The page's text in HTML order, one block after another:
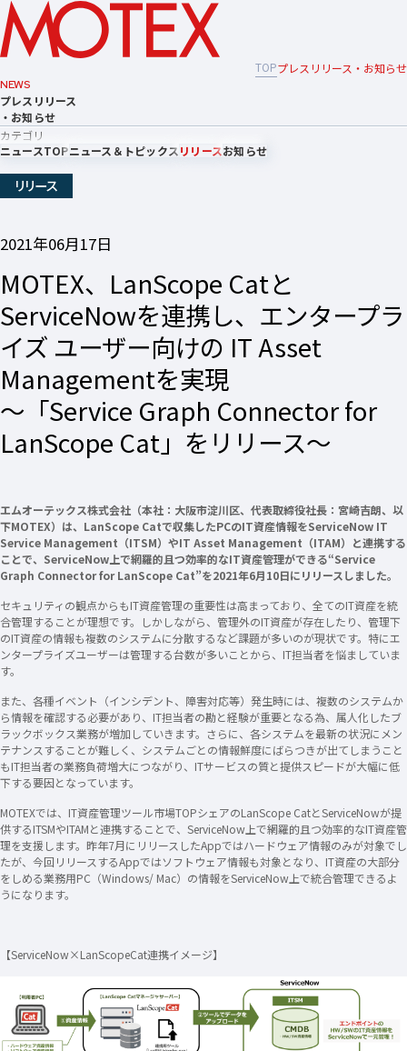
TOPプレスリリース・お知らせ
NEWS
プレスリリース
・お知らせ
カテゴリ
ニュースTOPニュース＆トピックスリリースお知らせ
リリース
2021年06月17日
MOTEX、LanScope Catと
ServiceNowを連携し、エンタープラ
イズ ユーザー向けの IT Asset
Managementを実現
～「Service Graph Connector for
LanScope Cat」をリリース～
エムオーテックス株式会社（本社：大阪市淀川区、代表取締役社長：宮崎吉朗、以
下MOTEX）は、LanScope Catで収集したPCのIT資産情報をServiceNow IT
Service Management（ITSM）やIT Asset Management（ITAM）と連携する
ことで、ServiceNow上で網羅的且つ効率的なIT資産管理ができる“Service
Graph Connector for LanScope Cat”を2021年6月10日にリリースしました。
セキュリティの観点からもIT資産管理の重要性は高まっており、全てのIT資産を統
合管理することが理想です。しかしながら、管理外のIT資産が存在したり、管理下
のIT資産の情報も複数のシステムに分散するなど課題が多いのが現状です。特にエ
ンタープライズユーザーは管理する台数が多いことから、IT担当者を悩ましていま
す。
また、各種イベント（インシデント、障害対応等）発生時には、複数のシステムか
ら情報を確認する必要があり、IT担当者の勘と経験が重要となる為、属人化したブ
ラックボックス業務が増加していきます。さらに、各システムを最新の状況にメン
テナンスすることが難しく、システムごとの情報鮮度にばらつきが出てしまうこと
もIT担当者の業務負荷増大につながり、ITサービスの質と提供スピードが大幅に低
下する要因となっています。
MOTEXでは、IT資産管理ツール市場TOPシェアのLanScope CatとServiceNowが提
供するITSMやITAMと連携することで、ServiceNow上で網羅的且つ効率的なIT資産管
理を支援します。昨年7月にリリースしたAppではハードウェア情報のみが対象でし
たが、今回リリースするAppではソフトウェア情報も対象となり、IT資産の大部分
をしめる業務用PC（Windows/ Mac）の情報をServiceNow上で統合管理できるよ
うになります。
【ServiceNow×LanScopeCat連携イメージ】